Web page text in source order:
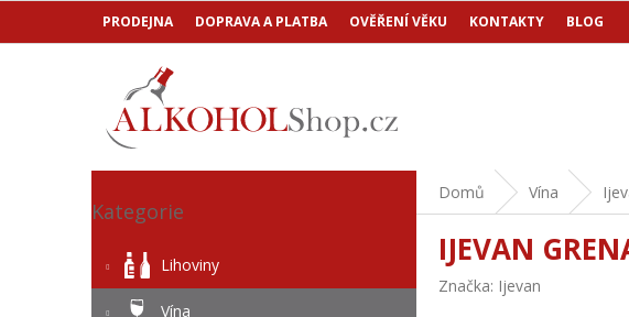
obsah
PRODEJNA DOPRAVA A PLATBA OVĚŘENÍ VĚKU KONTAKTY BLOG
o
kategorie
Kategorie
Lihoviny
Vína
Domů Vína
IJEVAN
Značka: Ijevan